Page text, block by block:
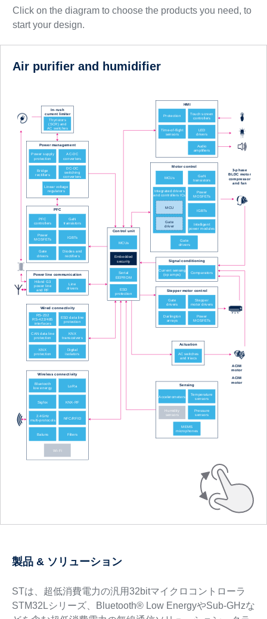
Click on the diagram to choose the products you need, to
start your design.
Air purifier and humidifier
製品 & ソリューション
STは、超低消費電力の汎用32bitマイクロコントローラ
STM32Lシリーズ、Bluetooth® Low EnergyやSub-GHzな